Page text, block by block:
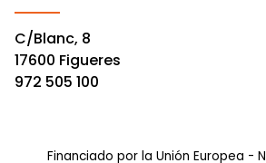
C/Blanc, 8
17600 Figueres
972 505 100
Financiado por la Unión Europea -